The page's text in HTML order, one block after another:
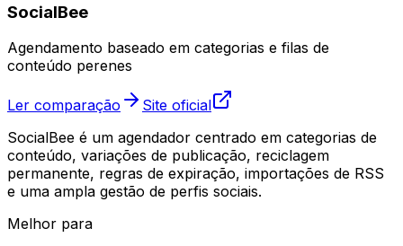
SocialBee
Agendamento baseado em categorias e filas de
conteúdo perenes
Ler comparação
Site oficial
SocialBee é um agendador centrado em categorias de
conteúdo, variações de publicação, reciclagem
permanente, regras de expiração, importações de RSS
e uma ampla gestão de perfis sociais.
Melhor para